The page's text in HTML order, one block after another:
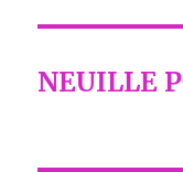
NEUILLE